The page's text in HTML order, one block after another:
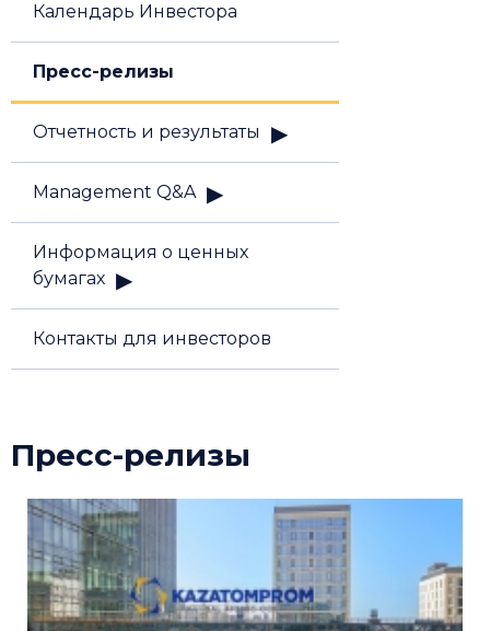
Календарь Инвестора
Пресс-релизы
Отчетность и результаты
Management Q&A
Информация о ценных
бумагах
Контакты для инвесторов
Пресс-релизы